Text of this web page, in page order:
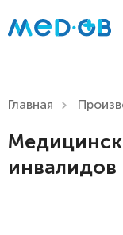
Главная
инвалидов